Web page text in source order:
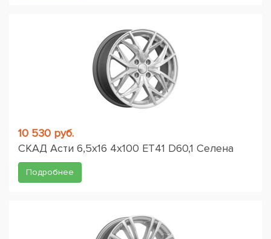
10 530 руб.
СКАД Асти 6,5x16 4x100 ET41 D60,1 Селена
Подробнее